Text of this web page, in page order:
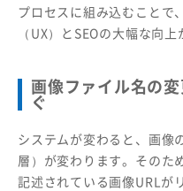
プロセスに組み込むことで
（UX）とSEOの大幅な向上
画像ファイル名の
ぐ
システムが変わると、画像
層）が変わります。そのた
記述されている画像URLが